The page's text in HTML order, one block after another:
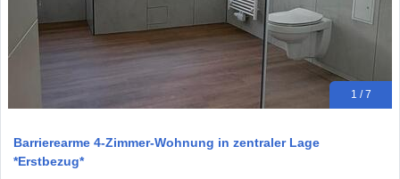
1 / 7
Barrierearme 4-Zimmer-Wohnung in zentraler Lage
*Erstbezug*